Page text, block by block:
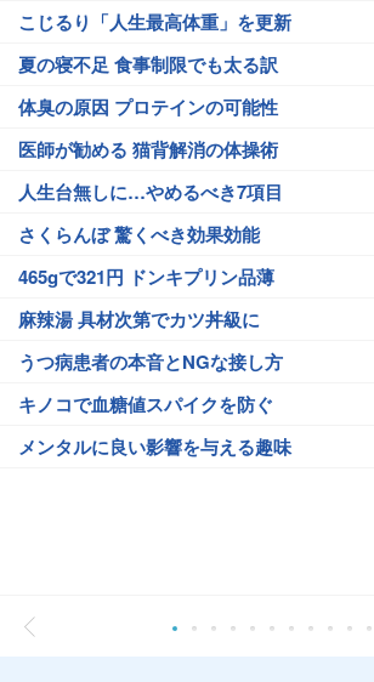
こじるり「人生最高体重」を更新
夏の寝不足 食事制限でも太る訳
体臭の原因 プロテインの可能性
医師が勧める 猫背解消の体操術
人生台無しに…やめるべき7項目
さくらんぼ 驚くべき効果効能
465gで321円 ドンキプリン品薄
麻辣湯 具材次第でカツ丼級に
うつ病患者の本音とNGな接し方
キノコで血糖値スパイクを防ぐ
メンタルに良い影響を与える趣味